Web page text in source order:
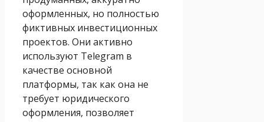
оформленных, но полностью
фиктивных инвестиционных
проектов. Они активно
используют Telegram в
качестве основной
платформы, так как она не
требует юридического
оформления, позволяет